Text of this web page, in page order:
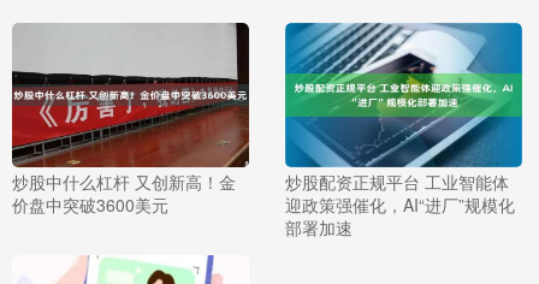
炒股中什么杠杆 又创新高！金
价盘中突破3600美元
炒股配资正规平台 工业智能体
迎政策强催化，AI“进厂”规模化
部署加速